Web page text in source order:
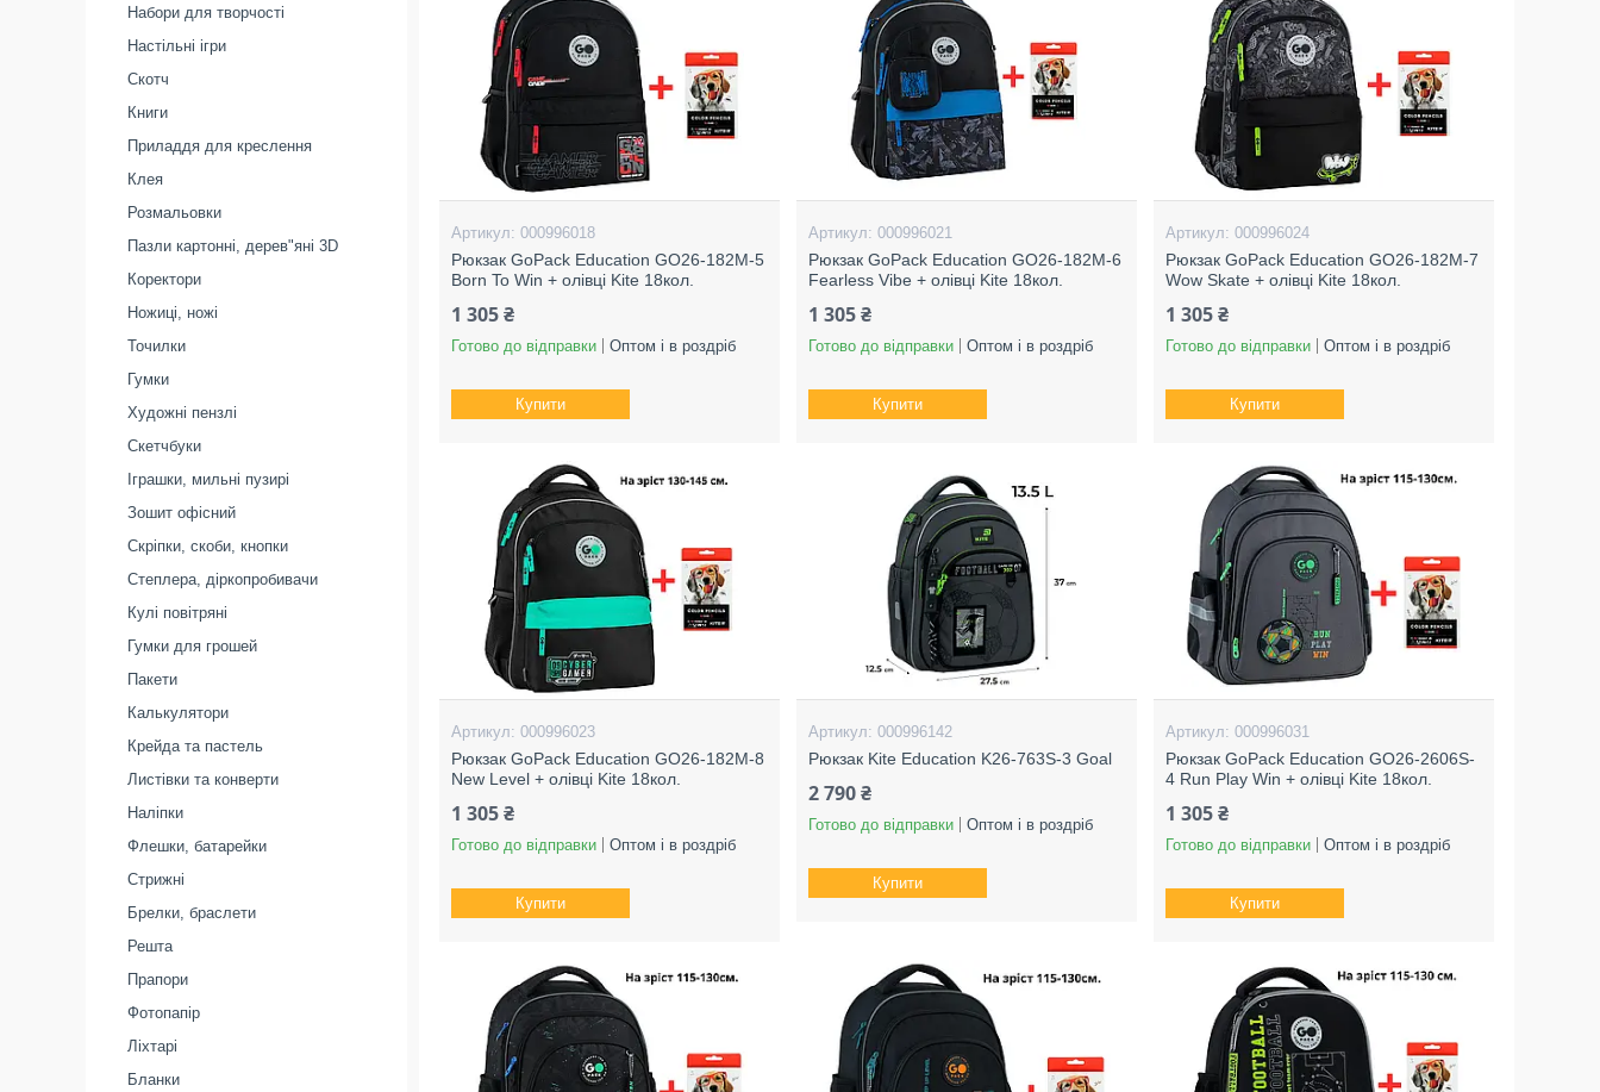
000996018
Рюкзак GoPack Education GO26-182M-5
Born To Win + олівці Kite 18кол.
1 305 ₴
Готово до відправки Оптом і в роздріб
Купити
000996021
Рюкзак GoPack Education GO26-182M-6
Fearless Vibe + олівці Kite 18кол.
1 305 ₴
Готово до відправки Оптом і в роздріб
Купити
000996024
Рюкзак GoPack Education GO26-182M-7
Wow Skate + олівці Kite 18кол.
1 305 ₴
Готово до відправки Оптом і в роздріб
Купити
000996023
Рюкзак GoPack Education GO26-182M-8
New Level + олівці Kite 18кол.
1 305 ₴
Готово до відправки Оптом і в роздріб
Купити
000996142
Рюкзак Kite Education K26-763S-3 Goal
2 790 ₴
Готово до відправки Оптом і в роздріб
Купити
000996031
Рюкзак GoPack Education GO26-2606S-
4 Run Play Win + олівці Kite 18кол.
1 305 ₴
Готово до відправки Оптом і в роздріб
Купити
Набори для творчості
Настільні ігри
Скотч
Книги
Приладдя для креслення
Клея
Розмальовки
Пазли картонні, дерев"яні 3D
Коректори
Ножиці, ножі
Точилки
Гумки
Художні пензлі
Скетчбуки
Іграшки, мильні пузирі
Зошит офісний
Скріпки, скоби, кнопки
Степлера, діркопробивачи
Кулі повітряні
Гумки для грошей
Пакети
Калькулятори
Крейда та пастель
Листівки та конверти
Наліпки
Флешки, батарейки
Стрижні
Брелки, браслети
Решта
Прапори
Фотопапір
Ліхтарі
Бланки